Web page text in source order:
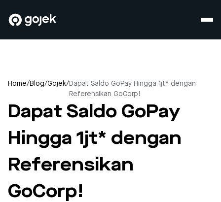
Home/Blog/Gojek/Dapat Saldo GoPay Hingga 1jt* dengan
Referensikan GoCorp!
Dapat Saldo GoPay
Hingga 1jt* dengan
Referensikan
GoCorp!